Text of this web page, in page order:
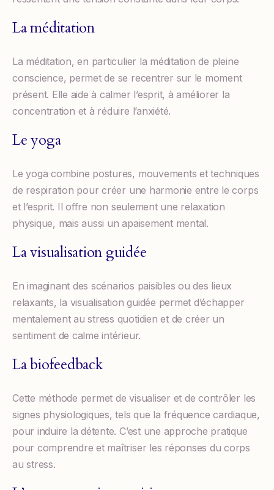
La méditation
La méditation, en particulier la méditation de pleine
conscience, permet de se recentrer sur le moment
présent. Elle aide à calmer l’esprit, à améliorer la
concentration et à réduire l’anxiété.
Le yoga
Le yoga combine postures, mouvements et techniques
de respiration pour créer une harmonie entre le corps
et l’esprit. Il offre non seulement une relaxation
physique, mais aussi un apaisement mental.
La visualisation guidée
En imaginant des scénarios paisibles ou des lieux
relaxants, la visualisation guidée permet d’échapper
mentalement au stress quotidien et de créer un
sentiment de calme intérieur.
La biofeedback
Cette méthode permet de visualiser et de contrôler les
signes physiologiques, tels que la fréquence cardiaque,
pour induire la détente. C’est une approche pratique
pour comprendre et maîtriser les réponses du corps
au stress.